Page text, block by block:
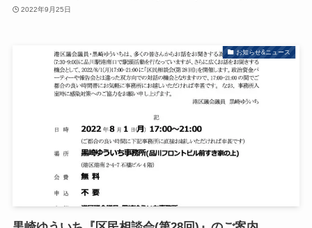
2022年9月25日
お知らせ&ニュース